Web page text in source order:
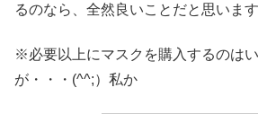
るのなら、全然良いことだと思います
※必要以上にマスクを購入するのは
が・・・(^^;）私か